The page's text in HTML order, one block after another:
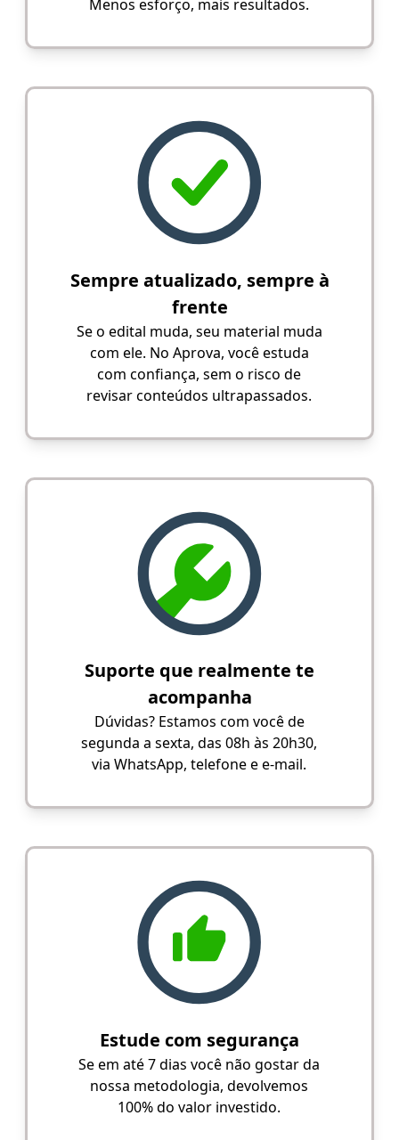
Menos esforço, mais resultados.
Sempre atualizado, sempre à
frente
Se o edital muda, seu material muda
com ele. No Aprova, você estuda
com confiança, sem o risco de
revisar conteúdos ultrapassados.
Suporte que realmente te
acompanha
Dúvidas? Estamos com você de
segunda a sexta, das 08h às 20h30,
via WhatsApp, telefone e e-mail.
Estude com segurança
Se em até 7 dias você não gostar da
nossa metodologia, devolvemos
100% do valor investido.